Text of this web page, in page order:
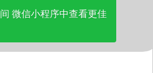
微信小程序中查看更佳